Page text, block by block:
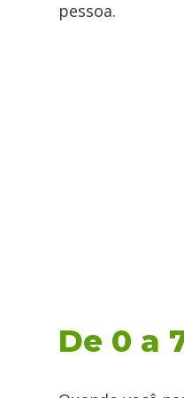
pessoa.
De 0 a